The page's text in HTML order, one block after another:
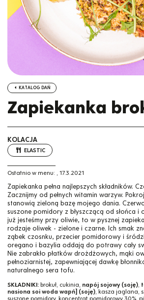
KATALOG DAŃ
Zapiekanka
KOLACJA
ELASTIC
Ostatnio w menu: , 17.3.2021
Zapiekanka pełna najlepszych składników.
Zacznijmy od pełnych witamin warzyw.
stanowią zieloną bazę mojego dania.
suszone pomidory z błyszczącą od słońca i
już jesteśmy przy oliwie, to w pysznej
rodzaje oliwek - zielone i czarne. Ich smak
ząbek czosnku, przecier pomidorowy i
oregano i bazylia oddają do potrawy cały
Nie zabrakło płatków drożdżowych, mąki
pełnoziarnistej, zapewniającej dawkę
naturalnego sera tofu.
SKŁADNIKI: brokuł, cukinia, napój sojowy (soję),
nasiona soi woda wapń] (soję), kasza jaglana,
suszone pomidory, koncentrat pomidorowy 30%,